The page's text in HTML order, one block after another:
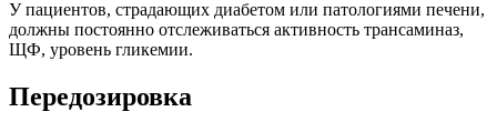
У пациентов, страдающих диабетом или патологиями печени,
должны постоянно отслеживаться активность трансаминаз,
ЩФ, уровень гликемии.
Передозировка